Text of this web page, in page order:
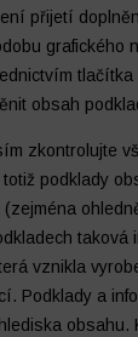
přijetí
grafického
tlačítka
obsah
zkontrolujte
podklady
taková
vznikla
Podklady a
obsahu.